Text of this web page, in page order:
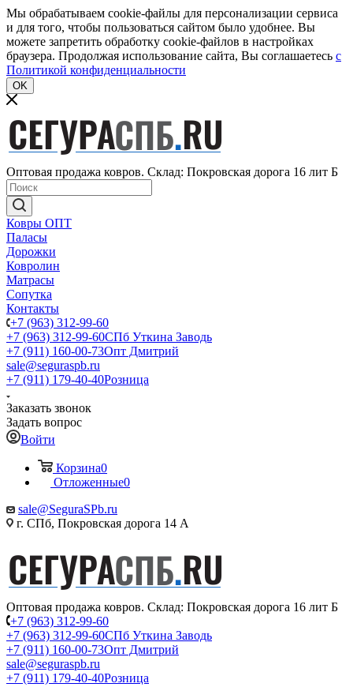
Мы обрабатываем cookie-файлы для персонализации сервиса
и для того, чтобы пользоваться сайтом было удобнее. Вы
можете запретить обработку cookie-файлов в настройках
браузера. Продолжая использование сайта, Вы соглашаетесь c
Политикой конфиденциальности
OK
Оптовая продажа ковров. Склад: Покровская дорога 16 лит Б
Ковры ОПТ
Паласы
Дорожки
Ковролин
Матрасы
Сопутка
Контакты
+7 (963) 312-99-60
+7 (963) 312-99-60СПб Уткина Заводь
+7 (911) 160-00-73Опт Дмитрий
sale@seguraspb.ru
+7 (911) 179-40-40Розница
Заказать звонок
Задать вопрос
Войти
Корзина0
Отложенные0
sale@SeguraSPb.ru
г. СПб, Покровская дорога 14 А
Оптовая продажа ковров. Склад: Покровская дорога 16 лит Б
+7 (963) 312-99-60
+7 (963) 312-99-60СПб Уткина Заводь
+7 (911) 160-00-73Опт Дмитрий
sale@seguraspb.ru
+7 (911) 179-40-40Розница